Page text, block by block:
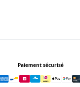
Paiement sécurisé